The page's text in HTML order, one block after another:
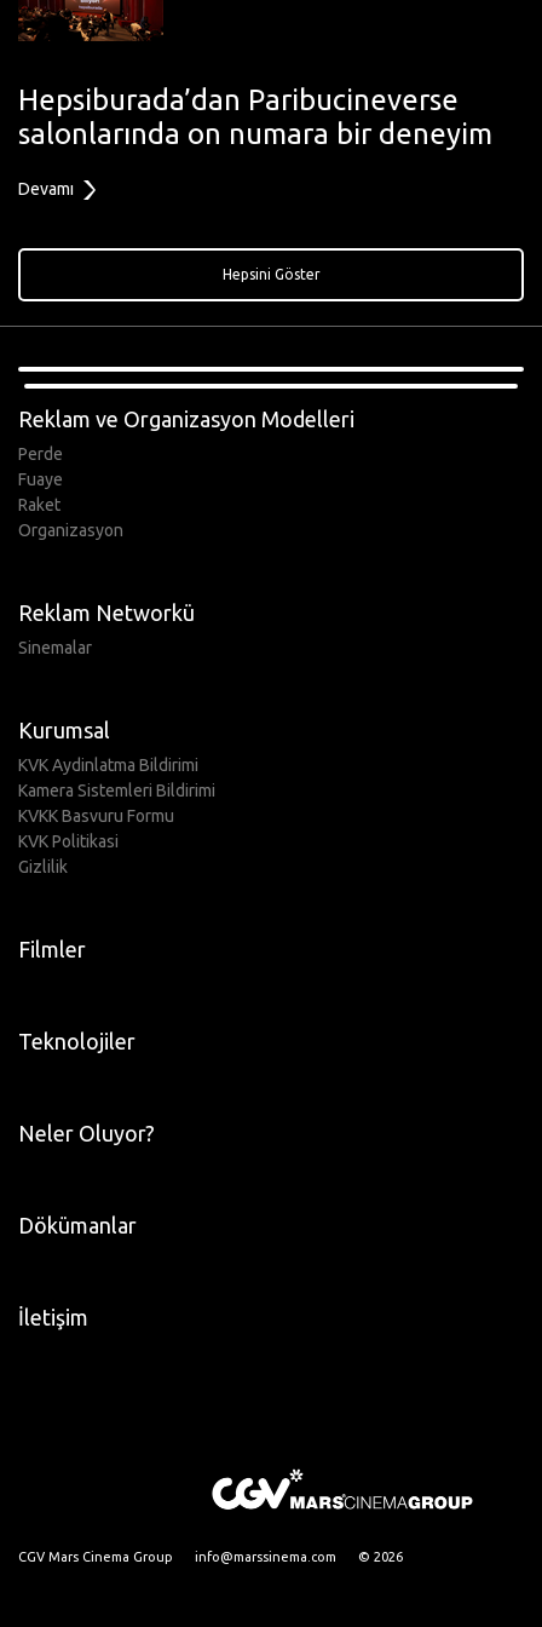
Hepsiburada’dan Paribucineverse
salonlarında on numara bir deneyim
Devamı
Hepsini Göster
Reklam ve Organizasyon Modelleri
Perde
Fuaye
Raket
Organizasyon
Reklam Networkü
Sinemalar
Kurumsal
KVK Aydinlatma Bildirimi
Kamera Sistemleri Bildirimi
KVKK Basvuru Formu
KVK Politikasi
Gizlilik
Filmler
Teknolojiler
Neler Oluyor?
Dökümanlar
İletişim
CGV Mars Cinema Group info@marssinema.com © 2026